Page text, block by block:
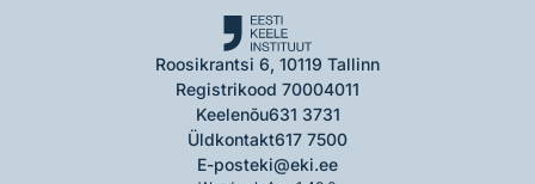
Roosikrantsi 6, 10119 Tallinn
Registrikood 70004011
Keelenõu631 3731
Üldkontakt617 7500
E-posteki@eki.ee